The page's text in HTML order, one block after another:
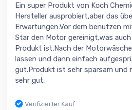
Ein super Produkt von Koch
Hersteller ausprobiert,aber das
Erwartungen.Vor dem benutzen
Star den Motor gereinigt,was
Produkt ist.Nach der
lassen und dann einfach
gut.Produkt ist sehr sparsam und
sehr gut.
Verifizierter Kauf